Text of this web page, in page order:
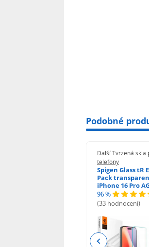
Podobné
Další Tvrzená skla
telefony
Spigen Glass tR
Pack
iPhone 16 Pro
96 %
(33 hodnocení)
Previous